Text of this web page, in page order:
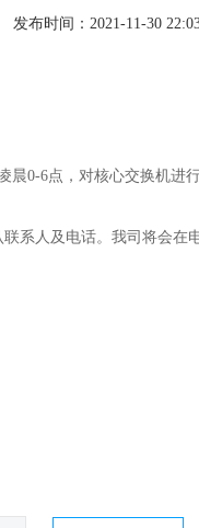
发布时间：2021-11-30
0-6点，对核心交换机进
人及电话。我司将会在